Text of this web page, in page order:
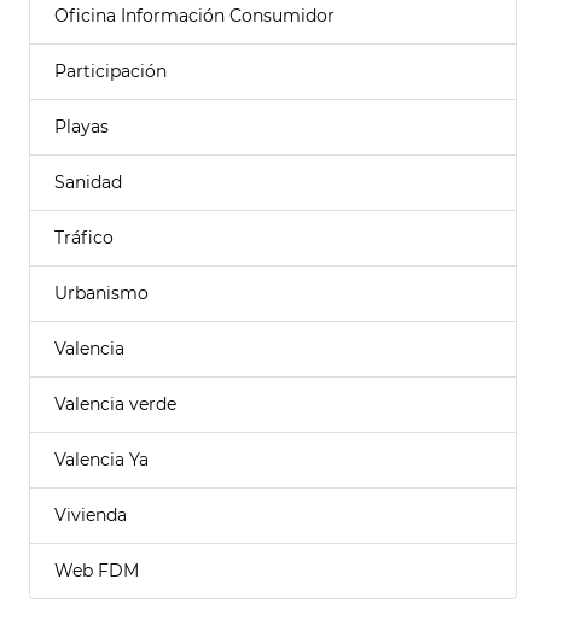
Oficina Información Consumidor
Participación
Playas
Sanidad
Tráfico
Urbanismo
Valencia
Valencia verde
Valencia Ya
Vivienda
Web FDM